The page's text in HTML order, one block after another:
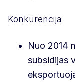
Konkurencija
Nuo 2014
subsidijas